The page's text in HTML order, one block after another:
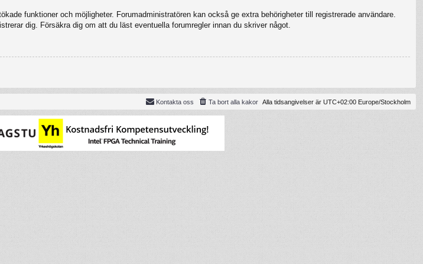
funktioner och möjligheter. Forumadministratören kan också ge extra behörigheter till registrerade användare.
dig. Försäkra dig om att du läst eventuella forumregler innan du skriver något.
Alla tidsangivelser är UTC+02:00 Europe/Stockholm
Ta bort alla kakor
Kontakta oss